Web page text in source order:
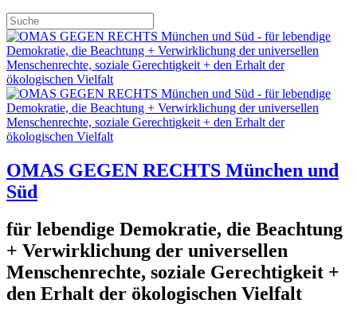
OMAS GEGEN RECHTS München und
Süd
für lebendige Demokratie, die Beachtung
+ Verwirklichung der universellen
Menschenrechte, soziale Gerechtigkeit +
den Erhalt der ökologischen Vielfalt